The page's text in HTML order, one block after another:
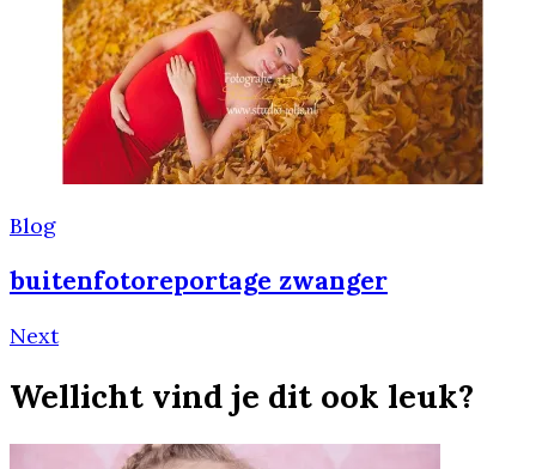
Blog
buitenfotoreportage zwanger
Next
Wellicht vind je dit ook leuk?